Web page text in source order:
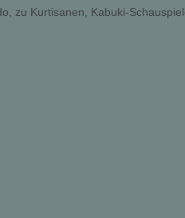
zu Kurtisanen, Kabuki-